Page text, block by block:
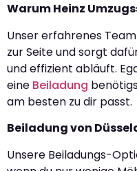
Warum Heinz
Unser erfahrenes
zur Seite und sorgt
und effizient abläuft.
eine Beiladung
am besten zu dir passt.
Beiladung von
Unsere Beiladungs-